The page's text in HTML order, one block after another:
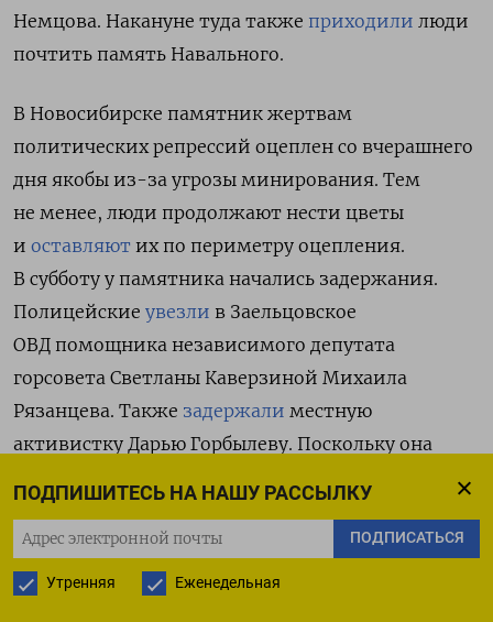
ПОДПИШИТЕСЬ НА НАШУ РАССЫЛКУ
ПОДПИСАТЬСЯ
Утренняя Еженедельная
Немцова. Накануне туда также приходили люди
почтить память Навального.
В Новосибирске памятник жертвам
политических репрессий оцеплен со вчерашнего
дня якобы из-за угрозы минирования. Тем
не менее, люди продолжают нести цветы
и оставляют их по периметру оцепления.
В субботу у памятника начались задержания.
Полицейские увезли в Заельцовское
ОВД помощника независимого депутата
горсовета Светланы Каверзиной Михаила
Рязанцева. Также задержали местную
активистку Дарью Горбылеву. Поскольку она
громко говорила, полицейские решили, что она
выкрикивает лозунги. Дома у Горбылевой
остался грудной ребенок.
Кроме того, стихийные мемориалы исчезли